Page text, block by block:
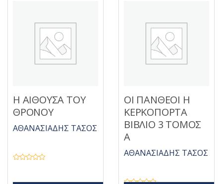
Η ΑΙΘΟΥΣΑ ΤΟΥ
ΘΡΟΝΟΥ
ΑΘΑΝΑΣΙΑΔΗΣ ΤΑΣΟΣ
ΟΙ ΠΑΝΘΕΟΙ Η
ΚΕΡΚΟΠΟΡΤΑ
ΒΙΒΛΙΟ 3 ΤΟΜΟΣ
Α
ΑΘΑΝΑΣΙΑΔΗΣ ΤΑΣΟΣ